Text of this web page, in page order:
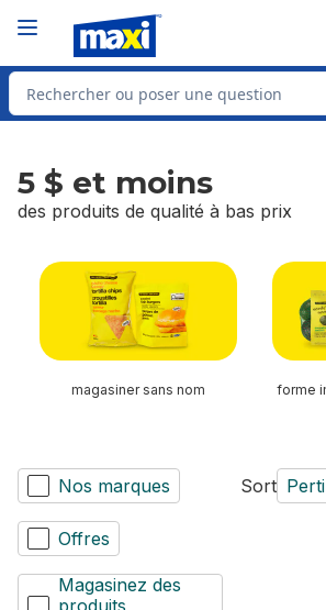
Rechercher des produits
5 $ et moins
des produits de qualité à bas prix
sauter 5 $ et moins
magasiner sans nom forme
Nos marques
Offres
Magasinez des
produits
Sort